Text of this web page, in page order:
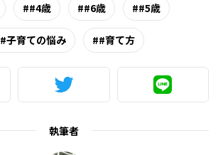
#4歳 #6歳 #5歳
#子育ての悩み #育て方
執筆者